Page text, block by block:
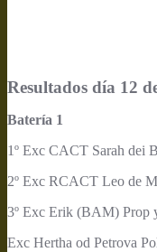
Resultados día 12
Batería 1
1º Exc CACT Sarah dei
2º Exc RCACT Leo de
3º Exc Erik (BAM) Prop
Exc Hertha od Petrova